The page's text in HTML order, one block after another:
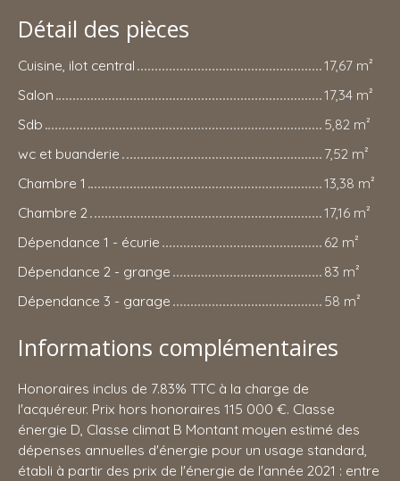
Détail des pièces
Cuisine, ilot central
17,67 m²
Salon
17,34 m²
Sdb
5,82 m²
wc et buanderie
7,52 m²
Chambre 1
13,38 m²
Chambre 2
17,16 m²
Dépendance 1 - écurie
62 m²
Dépendance 2 - grange
83 m²
Dépendance 3 - garage
58 m²
Informations complémentaires
Honoraires inclus de 7.83% TTC à la charge de
l'acquéreur. Prix hors honoraires 115 000 €. Classe
énergie D, Classe climat B Montant moyen estimé des
dépenses annuelles d'énergie pour un usage standard,
établi à partir des prix de l'énergie de l'année 2021 : entre